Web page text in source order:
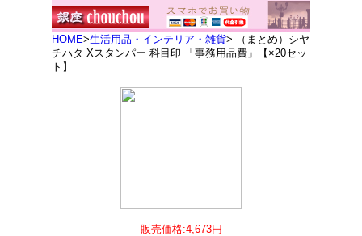
HOME>生活用品・インテリア・雑貨> （まとめ）シヤ
チハタ Xスタンパー 科目印 「事務用品費」【×20セッ
ト】
販売価格:4,673円